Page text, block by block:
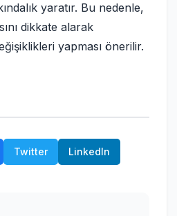
yaratır. Bu nedenle,
dikkate alarak
yapması önerilir.
Twitter LinkedIn